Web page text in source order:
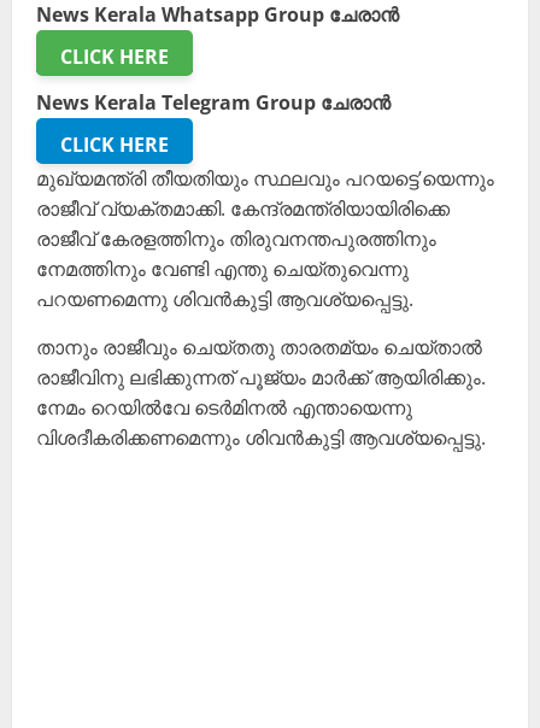
News Kerala Whatsapp Group ചേരാൻ
CLICK HERE
News Kerala Telegram Group ചേരാൻ
CLICK HERE
മുഖ്യമന്ത്രി തീയതിയും സ്ഥലവും പറയട്ടെ’യെന്നും
രാജീവ് വ്യക്തമാക്കി. കേന്ദ്രമന്ത്രിയായിരിക്കെ
രാജീവ് കേരളത്തിനും തിരുവനന്തപുരത്തിനും
നേമത്തിനും വേണ്ടി എന്തു ചെയ്തുവെന്നു
പറയണമെന്നു ശിവൻകുട്ടി ആവശ്യപ്പെട്ടു.
താനും രാജീവും ചെയ്തതു താരതമ്യം ചെയ്താൽ
രാജീവിനു ലഭിക്കുന്നത് പൂജ്യം മാർക്ക് ആയിരിക്കും.
നേമം റെയിൽവേ ടെർമിനൽ എന്തായെന്നു
വിശദീകരിക്കണമെന്നും ശിവൻകുട്ടി ആവശ്യപ്പെട്ടു.